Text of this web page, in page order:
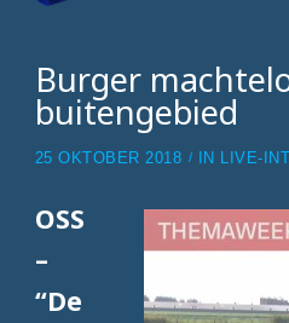
Burger
buitengebied
25 OKTOBER 2018 IN LIVE-
OSS
–
“De